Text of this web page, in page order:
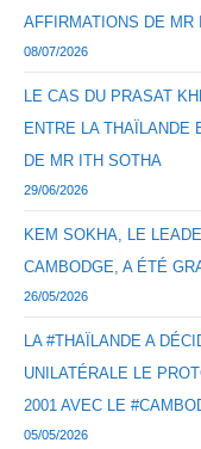
AFFIRMATIONS DE MR
08/07/2026
LE CAS DU PRASAT
ENTRE LA THAÏLANDE
DE MR ITH SOTHA
29/06/2026
KEM SOKHA, LE
CAMBODGE, A ÉTÉ
26/05/2026
LA #THAÏLANDE A
UNILATÉRALE LE
2001 AVEC LE
05/05/2026